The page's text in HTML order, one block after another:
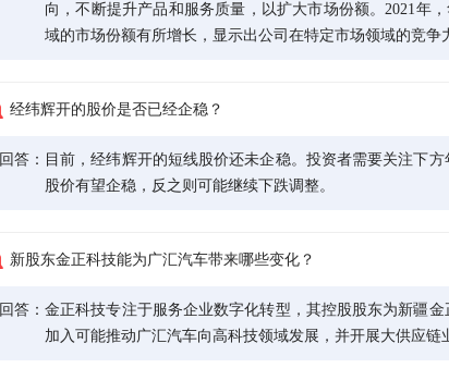
向，不断提升产品和服务质量，以扩大市场份额。2021年
域的市场份额有所增长，显示出公司在特定市场领域的竞争
经纬辉开的股价是否已经企稳？
回答： 目前，经纬辉开的短线股价还未企稳。投资者需要关注下方
股价有望企稳，反之则可能继续下跌调整。
新股东金正科技能为广汇汽车带来哪些变化？
回答： 金正科技专注于服务企业数字化转型，其控股股东为新疆
加入可能推动广汇汽车向高科技领域发展，并开展大供应链